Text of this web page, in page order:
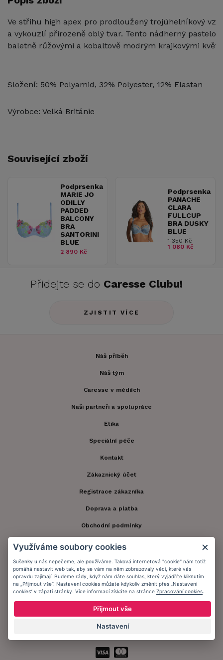
Ve střihu high apex pro prodloužený trojúhelníkový
a vykouzlí přirozeně oblý tvar. Tento nádherný
baletně růžovými a kobaltově modrým krajkovými
Složení: 50% Polyamid, 32% Polyester, 12% Elastan
Výrobce: Velká Británie
Související zboží
Podprsenka
MARIE JO
ODILLY
PADDED
BALCONY
BRA
SANTORINI
BLUE
2 890 Kč
Podprsenka
PANACHE
CLARA
FULLCUP
BRA DUSKY
BLUE
1 350 Kč
1 080 Kč
Přidejte se do Caresse Clubu!
ZJISTIT VÍCE
Náš příběh
Náš tým
Caresse v médiích
Naši partneři a spolupráce
Etika
Speciální péče
Kontakt
Zákaznický účet
Registrace zákazníka
Doprava a platba
Obchodní podmínky
Ochrana osobních údajů
Informační memorandum
Zůstaňte s námi v kontaktu.
Využíváme soubory cookies
Sušenky u nás nepečeme, ale používáme. Taková internetová "cookie" nám totiž
pomáhá nastavit web tak, aby se vám na něm zobrazovaly věci, které vás
opravdu zajímají. Budeme rády, když nám dáte souhlas, který vyjádříte kliknutím
na „Přijmout vše“. Nastavení cookies můžete kdykoliv změnit přes „Nastavení
cookies“ v zápatí stránky. Více informací získáte na stránce Zpracování cookies
Přijmout vše
Nastavení